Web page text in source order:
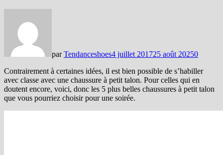
parTendanceshoes4 juillet 201725 août 20250
Contrairement à certaines idées, il est bien possible de s’habiller
avec classe avec une chaussure à petit talon. Pour celles qui en
doutent encore, voici, donc les 5 plus belles chaussures à petit talon
que vous pourriez choisir pour une soirée.